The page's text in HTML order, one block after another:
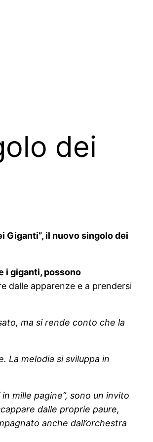
dei
Giganti”, il nuovo singolo dei
i giganti, possono
dalle apparenze e a prendersi
ma si rende conto che la
La melodia si sviluppa in
mille pagine”, sono un invito
dalle proprie paure,
anche dall’orchestra